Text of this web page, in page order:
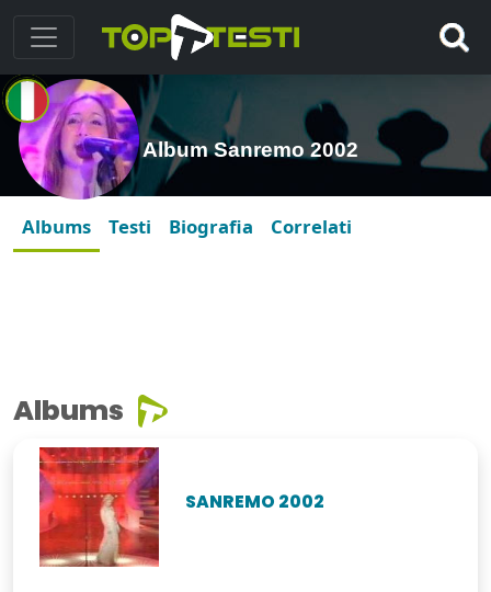
Album Sanremo 2002
Albums Testi Biografia Correlati
Albums
SANREMO 2002